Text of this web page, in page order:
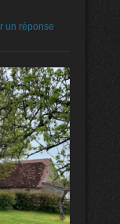
un réponse